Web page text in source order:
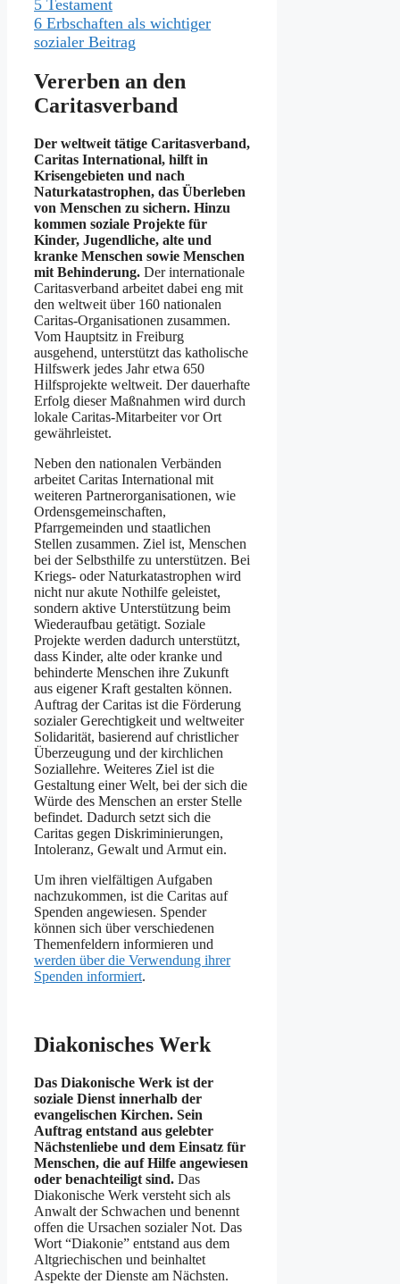
5 Testament
6 Erbschaften als wichtiger
sozialer Beitrag
Vererben an den
Caritasverband
Der weltweit tätige Caritasverband,
Caritas International, hilft in
Krisengebieten und nach
Naturkatastrophen, das Überleben
von Menschen zu sichern. Hinzu
kommen soziale Projekte für
Kinder, Jugendliche, alte und
kranke Menschen sowie Menschen
mit Behinderung. Der internationale
Caritasverband arbeitet dabei eng mit
den weltweit über 160 nationalen
Caritas-Organisationen zusammen.
Vom Hauptsitz in Freiburg
ausgehend, unterstützt das katholische
Hilfswerk jedes Jahr etwa 650
Hilfsprojekte weltweit. Der dauerhafte
Erfolg dieser Maßnahmen wird durch
lokale Caritas-Mitarbeiter vor Ort
gewährleistet.
Neben den nationalen Verbänden
arbeitet Caritas International mit
weiteren Partnerorganisationen, wie
Ordensgemeinschaften,
Pfarrgemeinden und staatlichen
Stellen zusammen. Ziel ist, Menschen
bei der Selbsthilfe zu unterstützen. Bei
Kriegs- oder Naturkatastrophen wird
nicht nur akute Nothilfe geleistet,
sondern aktive Unterstützung beim
Wiederaufbau getätigt. Soziale
Projekte werden dadurch unterstützt,
dass Kinder, alte oder kranke und
behinderte Menschen ihre Zukunft
aus eigener Kraft gestalten können.
Auftrag der Caritas ist die Förderung
sozialer Gerechtigkeit und weltweiter
Solidarität, basierend auf christlicher
Überzeugung und der kirchlichen
Soziallehre. Weiteres Ziel ist die
Gestaltung einer Welt, bei der sich die
Würde des Menschen an erster Stelle
befindet. Dadurch setzt sich die
Caritas gegen Diskriminierungen,
Intoleranz, Gewalt und Armut ein.
Um ihren vielfältigen Aufgaben
nachzukommen, ist die Caritas auf
Spenden angewiesen. Spender
können sich über verschiedenen
Themenfeldern informieren und
werden über die Verwendung ihrer
Spenden informiert.
Diakonisches Werk
Das Diakonische Werk ist der
soziale Dienst innerhalb der
evangelischen Kirchen. Sein
Auftrag entstand aus gelebter
Nächstenliebe und dem Einsatz für
Menschen, die auf Hilfe angewiesen
oder benachteiligt sind. Das
Diakonische Werk versteht sich als
Anwalt der Schwachen und benennt
offen die Ursachen sozialer Not. Das
Wort “Diakonie” entstand aus dem
Altgriechischen und beinhaltet
Aspekte der Dienste am Nächsten.